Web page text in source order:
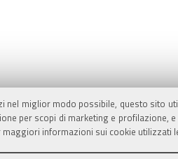
nel miglior modo possibile, questo sito
per scopi di marketing e
maggiori informazioni sui cookie utilizzati